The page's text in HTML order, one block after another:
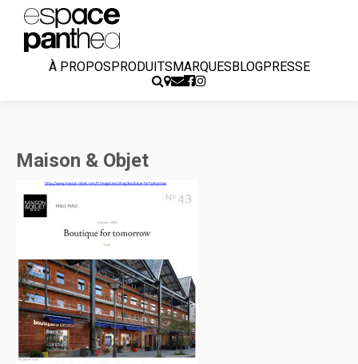
À PROPOSPRODUITSMARQUESBLOGPRESSE
Maison & Objet